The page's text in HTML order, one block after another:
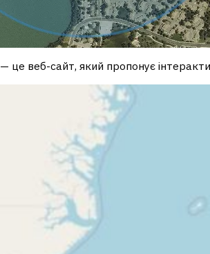
— це веб-сайт, який пропонує